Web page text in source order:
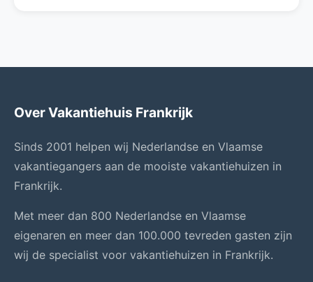
Over Vakantiehuis Frankrijk
Sinds 2001 helpen wij Nederlandse en Vlaamse
vakantiegangers aan de mooiste vakantiehuizen in
Frankrijk.
Met meer dan 800 Nederlandse en Vlaamse
eigenaren en meer dan 100.000 tevreden gasten zijn
wij de specialist voor vakantiehuizen in Frankrijk.